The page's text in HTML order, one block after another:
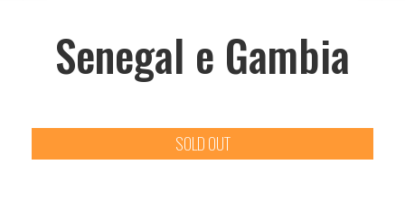
Senegal e Gambia
SOLD OUT